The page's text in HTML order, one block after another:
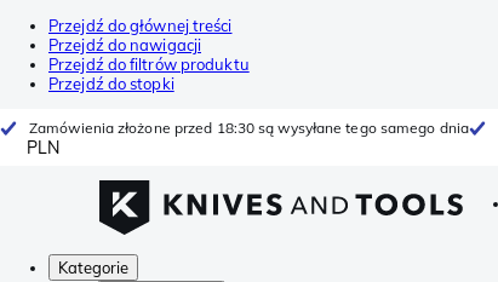
Przejdź do głównej treści
Przejdź do nawigacji
Przejdź do filtrów produktu
Przejdź do stopki
Zamówienia złożone przed 18:30 są wysyłane tego samego dnia
PLN
Kategorie